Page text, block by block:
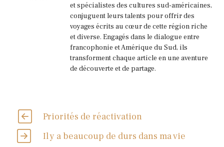
et spécialistes des cultures sud-américaines,
conjuguent leurs talents pour offrir des
voyages écrits au cœur de cette région riche
et diverse. Engagés dans le dialogue entre
francophonie et Amérique du Sud, ils
transforment chaque article en une aventure
de découverte et de partage.
Priorités de réactivation
Il y a beaucoup de durs dans ma vie